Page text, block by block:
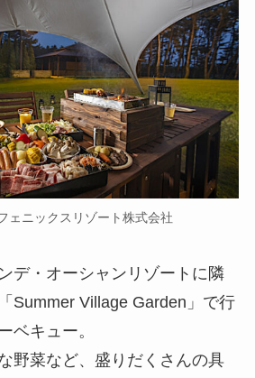
ェニックスリゾート株式会社
デ・オーシャンリゾートに隣
Summer Village Garden」で行
ベキュー。
野菜など、盛りだくさんの具